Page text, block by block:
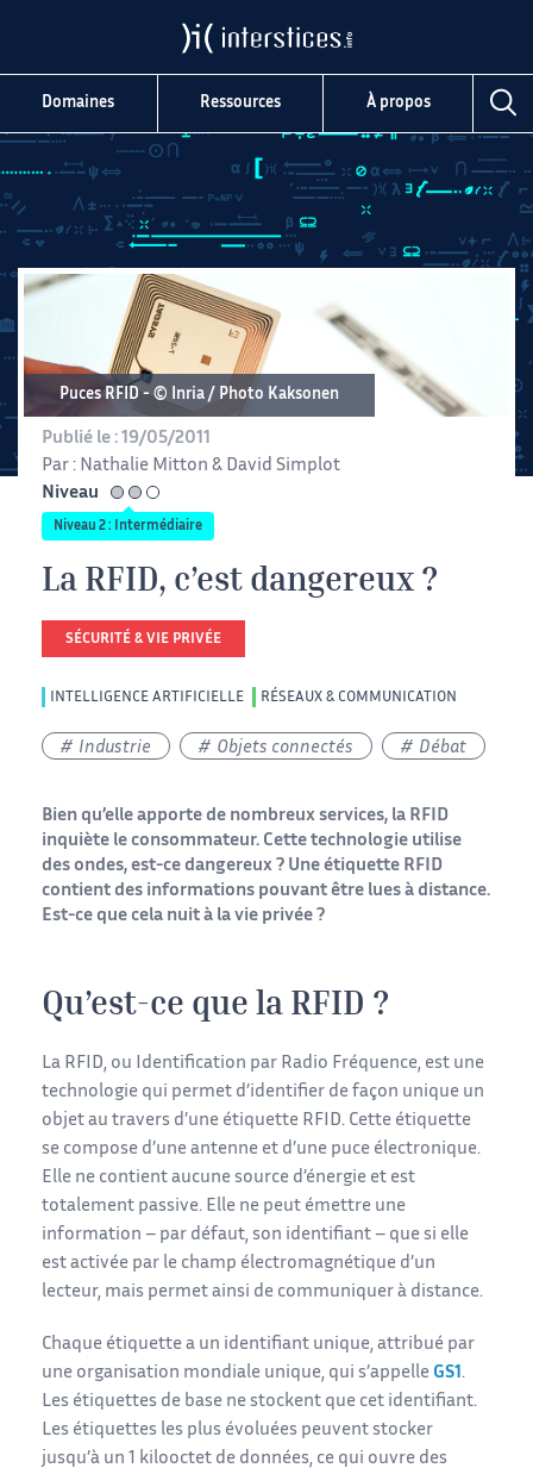
Domaines Ressources À propos
Puces RFID © Inria / Photo Kaksonen
Publié le : 19/05/2011
Par : Nathalie Mitton & David Simplot
Niveau
intermédiaire
Niveau 2 : Intermédiaire
La RFID, c’est dangereux ?
SÉCURITÉ & VIE PRIVÉE
INTELLIGENCE ARTIFICIELLE RÉSEAUX & COMMUNICATION
Industrie Objets connectés Débat
Bien qu’elle apporte de nombreux services, la RFID
inquiète le consommateur. Cette technologie utilise
des ondes, est-ce dangereux ? Une étiquette RFID
contient des informations pouvant être lues à distance.
Est-ce que cela nuit à la vie privée ?
Qu’est-ce que la RFID ?
La RFID, ou Identification par Radio Fréquence, est une
technologie qui permet d’identifier de façon unique un
objet au travers d’une étiquette RFID. Cette étiquette
se compose d’une antenne et d’une puce électronique.
Elle ne contient aucune source d’énergie et est
totalement passive. Elle ne peut émettre une
information – par défaut, son identifiant – que si elle
est activée par le champ électromagnétique d’un
lecteur, mais permet ainsi de communiquer à distance.
Chaque étiquette a un identifiant unique, attribué par
une organisation mondiale unique, qui s’appelle GS1 .
Les étiquettes de base ne stockent que cet identifiant.
Les étiquettes les plus évoluées peuvent stocker
jusqu’à un 1 kilooctet de données, ce qui ouvre des